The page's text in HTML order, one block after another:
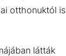
otthonuktól is
látták